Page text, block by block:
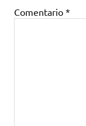
Comentario *